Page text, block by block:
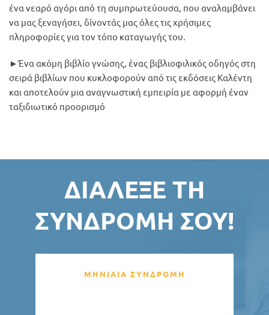
ένα νεαρό αγόρι από τη συμπρωτεύουσα, που αναλαμβάνει
να μας ξεναγήσει, δίνοντάς μας όλες τις χρήσιμες
πληροφορίες για τον τόπο καταγωγής του.
►Ένα ακόμη βιβλίο γνώσης, ένας βιβλιοφιλικός οδηγός στη
σειρά βιβλίων που κυκλοφορούν από τις εκδόσεις Καλέντη
και αποτελούν μια αναγνωστική εμπειρία με αφορμή έναν
ταξιδιωτικό προορισμό
ΔΙΆΛΕΞΕ ΤΗ
ΣΥΝΔΡΟΜΉ ΣΟΥ!
ΜΗΝΙΑΙΑ ΣΥΝΔΡΟΜΗ